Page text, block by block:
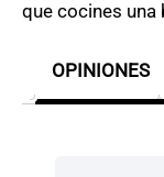
que cocines una
OPINIONES